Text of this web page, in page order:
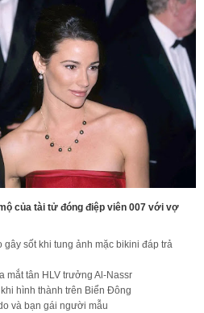
của tài tử đóng điệp viên 007 với vợ
sốt khi tung ảnh mặc bikini đáp trả
mắt tân HLV trưởng Al-Nassr
hình thành trên Biển Đông
và bạn gái người mẫu